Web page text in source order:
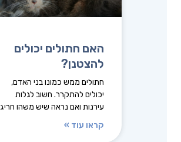
האם חתולים יכולים
להצטנן?
חתולים ממש כמונו בני האדם,
יכולים להתקרר. חשוב לגלות
עירנות ואם נראה שיש משהו חריג
קראו עוד »